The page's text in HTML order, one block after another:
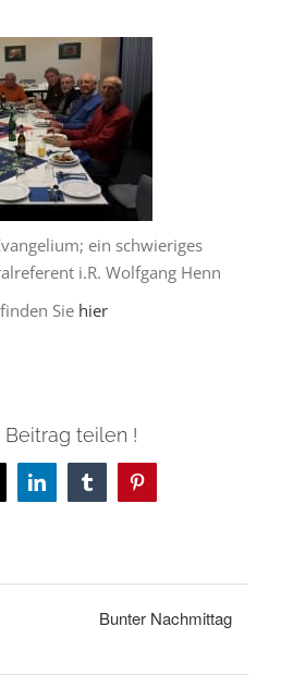
ein schwieriges
i.R. Wolfgang Henn
Sie hier
Beitrag teilen !
LinkedInTumblrPinterest
Bunter Nachmittag